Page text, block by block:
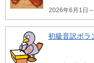
2026年6月1日
初級音訳ボラ